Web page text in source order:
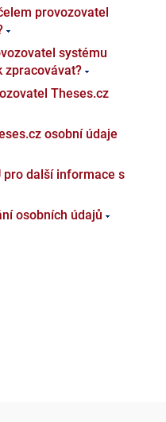
provozovatel
systému
zpracovávat?
Theses.cz
osobní údaje
pro další informace s
osobních údajů